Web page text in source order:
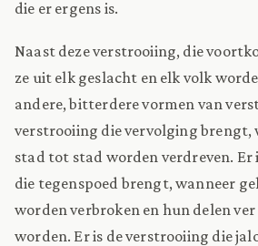
die er ergens is.
Naast deze verstrooiing, die
ze uit elk geslacht en elk volk
andere, bitterdere vormen van
verstrooiing die vervolging brengt,
stad tot stad worden verdreven. Er
die tegenspoed brengt, wanneer
worden verbroken en hun delen
worden. Er is de verstrooiing die